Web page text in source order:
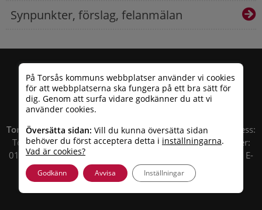
På Torsås kommuns webbplatser använder vi cookies
för att webbplatserna ska fungera på ett bra sätt för
dig. Genom att surfa vidare godkänner du att vi
använder cookies.
Översätta sidan: Vill du kunna översätta sidan
behöver du först acceptera detta i inställningarna.
Vad är cookies?
Godkänn Avvisa Inställningar
Synpunkter, förslag, felanmälan
Torsås kommun| Besöksadress: Allfargatan 26 | Postadress:
Torsås kommun, Box 503, 385 25 Torsås Telefonnummer:
010 – 35 33 100 | Organisationsnummer: 212000-0696 | E-
post:info@torsas.se|Tillgänglighetsredogörelse